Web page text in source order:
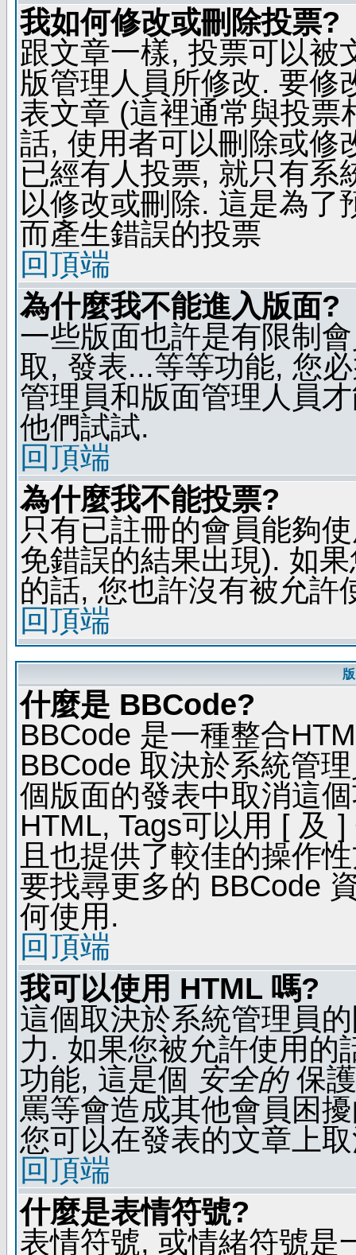
我如何修改或刪除投票?
跟文章一樣, 投票可以被
版管理人員所修改. 要修
表文章 (這裡通常與投票
話, 使用者可以刪除或修
已經有人投票, 就只有系
以修改或刪除. 這是為了
而產生錯誤的投票
回頂端
為什麼我不能進入版面?
一些版面也許是有限制
取, 發表...等等功能, 您
管理員和版面管理人員
他們試試.
回頂端
為什麼我不能投票?
只有已註冊的會員能夠
免錯誤的結果出現). 如
的話, 您也許沒有被允許
回頂端
什麼是 BBCode?
BBCode 是一種整合
BBCode 取決於系統管
個版面的發表中取消這
HTML, Tags可以用 [ 及
且也提供了較佳的操作
要找尋更多的 BBCode
何使用.
回頂端
我可以使用 HTML 嗎?
這個取決於系統管理員
力. 如果您被允許使用的
功能, 這是個 安全的保
罵等會造成其他會員困
您可以在發表的文章上
回頂端
什麼是表情符號?
表情符號, 或情緒符號是